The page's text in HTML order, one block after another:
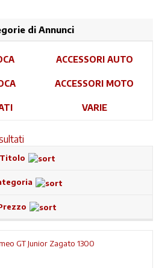
di Annunci
ACCESSORI AUTO
ACCESSORI MOTO
VARIE
Titolo